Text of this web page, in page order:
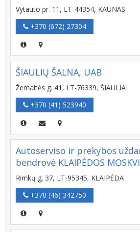
Vytauto pr. 11, LT-44354, KAUNAS
+370 (672) 27304
ŠIAULIŲ ŠALNA, UAB
Žemaitės g. 41, LT-76339, ŠIAULIAI
+370 (41) 523940
Autoserviso ir prekybos
bendrovė KLAIPĖDOS
Rimkų g. 37, LT-95345, KLAIPĖDA
+370 (46) 342750